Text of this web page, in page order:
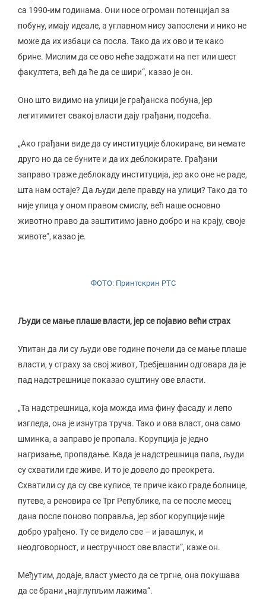
са 1990-им годинама. Они носе огроман потенцијал за
побуну, имају идеале, а углавном нису запослени и нико не
може да их избаци са посла. Тако да их ово и те како
брине. Мислим да се ово неће задржати на пет или шест
факултета, већ да ће да се шири“, казао је он.
Оно што видимо на улици је грађанска побуна, јер
легитимитет свакој власти дају грађани, подсећа.
„Ако грађани виде да су институције блокиране, ви немате
друго но да се буните и да их деблокирате. Грађани
заправо траже деблокаду институција, јер ако оне не раде,
шта нам остаје? Да људи деле правду на улици? Тако да то
није улица у оном правом смислу, већ наше основно
животно право да заштитимо јавно добро и на крају, своје
животе“, казао је.
ФОТО: Принтскрин РТС
Људи се мање плаше власти, јер се појавио већи страх
Упитан да ли су људи ове године почели да се мање плаше
власти, у страху за свој живот, Требјешанин одговара да је
пад надстрешнице показао суштину ове власти.
„Та надстрешница, која можда има фину фасаду и лепо
изгледа, она је изнутра труча. Тако и ова власт, она само
шминка, а заправо је пропала. Корупција је једно
нагризање, пропадање. Када је надстрешница пала, људи
су схватили где живе. И то је довело до преокрета.
Схватили су да су све кулисе, те приче како граде болнице,
путеве, а реновира се Трг Републике, па се после месец
дана после поново поправља, јер због корупције није
добро урађено. Ту се видело све – и јавашлук, и
неодговорност, и нестручност ове власти“, каже он.
Међутим, додаје, власт уместо да се тргне, она покушава
да се брани „најглупљим лажима“.